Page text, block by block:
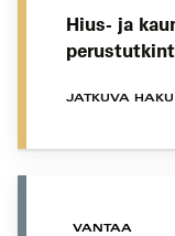
Hius- ja
JATKUVA HAKU
VANTAA